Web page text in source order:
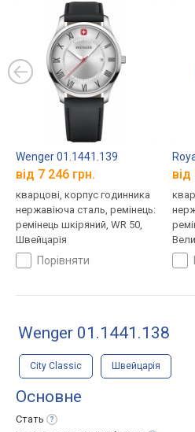
Wenger 01.1441.139
від 7 246 грн.
кварцові, корпус годинника
нержавіюча сталь, ремінець:
ремінець шкіряний, WR 50,
Швейцарія
порівняти
Wenger 01.1441.138
City Classic Швейцарія
Основне
Стать